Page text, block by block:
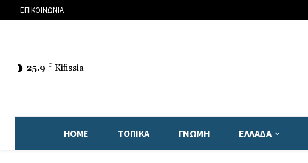
ΕΠΙΚΟΙΝΩΝΙΑ
25.9 C Kifissia
HOME ΤΟΠΙΚΑ ΓΝΩΜΗ ΕΛΛΑΔΑ